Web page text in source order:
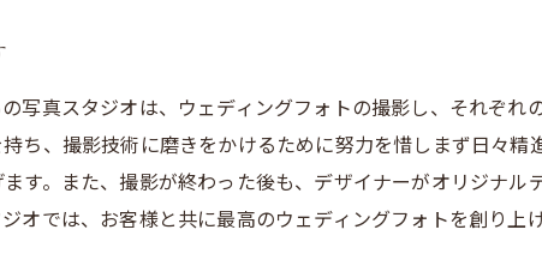
写真スタジオは、ウェディングフォトの撮影し、それぞれ
ち、撮影技術に磨きをかけるために努力を惜しまず日々精
す。また、撮影が終わった後も、デザイナーがオリジナル
オでは、お客様と共に最高のウェディングフォトを創り上